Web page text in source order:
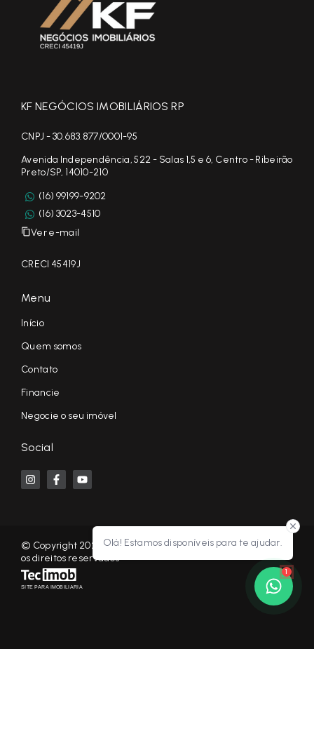
Olá! Estamos disponíveis para te ajudar.
1
KF NEGÓCIOS IMOBILIÁRIOS RP
CNPJ - 30.683.877/0001-95
Avenida Independência, 522 - Salas 1,5 e 6, Centro - Ribeirão
Preto/SP, 14010-210
(16) 99199-9202
(16) 3023-4510
Ver e-mail
CRECI 45419J
Menu
Início
Quem somos
Contato
Financie
Negocie o seu imóvel
Social
© Copyright 2026 - KF NEGÓCIOS IMOBILIÁRIOS RP - Todos
os direitos reservados
SITE PARA IMOBILIARIA